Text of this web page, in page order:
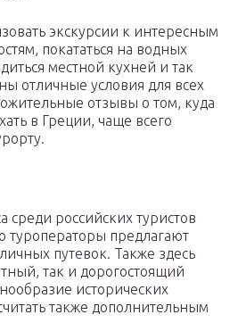
экскурсии к интересным
покататься на водных
местной кухней и так
отличные условия для всех
отзывы о том, куда
в Греции, чаще всего
среди российских туристов
туроператоры предлагают
путевок. Также здесь
так и дорогостоящий
исторических
также дополнительным